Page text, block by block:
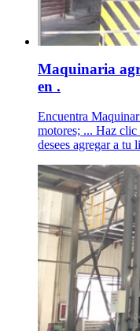
Maquinaria
en .
Encuentra
motores; ... Haz clic
desees agregar a tu